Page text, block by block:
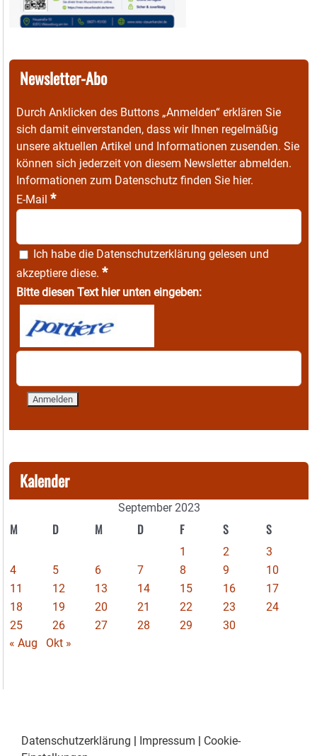
Newsletter-Abo
Durch Anklicken des Buttons „Anmelden“ erklären Sie
sich damit einverstanden, dass wir Ihnen regelmäßig
unsere aktuellen Artikel und Informationen zusenden. Sie
können sich jederzeit von diesem Newsletter abmelden.
Informationen zum Datenschutz finden Sie hier.
E-Mail *
Ich habe die Datenschutzerklärung gelesen und
akzeptiere diese. *
Bitte diesen Text hier unten eingeben:
Kalender
September 2023
M D M D F S S
1 2
3
4
5 6 7 8 9
10
11
12 13 14 15 16
17
18
19 20 21 22 23
24
25
26 27 28 29
30
« Aug
Okt »
Datenschutzerklärung | Impressum | Cookie-